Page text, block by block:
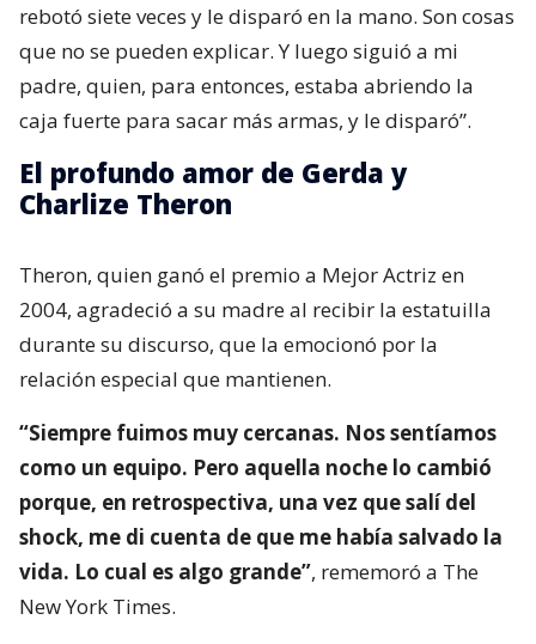
rebotó siete veces y le disparó en la mano. Son cosas
que no se pueden explicar. Y luego siguió a mi
padre, quien, para entonces, estaba abriendo la
caja fuerte para sacar más armas, y le disparó”.
El profundo amor de Gerda y
Charlize Theron
Theron, quien ganó el premio a Mejor Actriz en
2004, agradeció a su madre al recibir la estatuilla
durante su discurso, que la emocionó por la
relación especial que mantienen.
“Siempre fuimos muy cercanas. Nos sentíamos
como un equipo. Pero aquella noche lo cambió
porque, en retrospectiva, una vez que salí del
shock, me di cuenta de que me había salvado la
vida. Lo cual es algo grande”, rememoró a The
New York Times.